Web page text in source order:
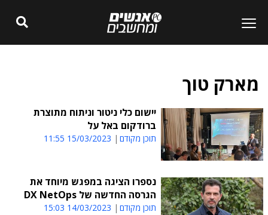
מארק טוך
יישום כלי ניטור וניתוח מתוצרת
ברודקום באל על
תוכן מקודם 15/03/2023 11:55
נספרו הציגה במפגש מיוחד את
הגרסה החדשה של DX NetOps
תוכן מקודם 14/03/2023 15:03